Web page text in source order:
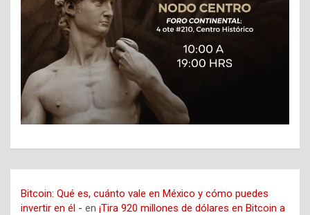
Bitcoin: Qué es, cuánto vale en México y cómo puedes
invertir en él - en ¡Tira 920 millones de dólares en Bitcoin a